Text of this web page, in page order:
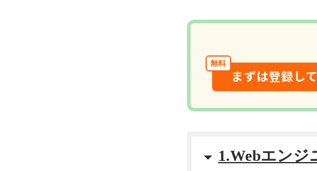
無料
まずは登録し
1.Webエンジ